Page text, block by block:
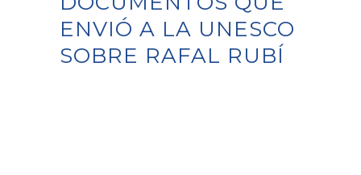
ENVIÓ A LA UNESCO
SOBRE RAFAL RUBÍ